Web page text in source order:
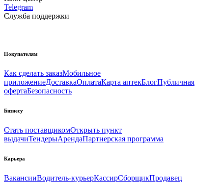
Telegram
Служба поддержки
Покупателям
Как сделать заказМобильное
приложениеДоставкаОплатаКарта аптекБлогПубличная
офертаБезопасность
Бизнесу
Стать поставщикомОткрыть пункт
выдачиТендерыАрендаПартнерская программа
Карьера
ВакансииВодитель-курьерКассирСборщикПродавец